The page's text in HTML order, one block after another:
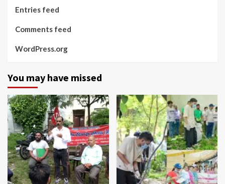
Entries feed
Comments feed
WordPress.org
You may have missed